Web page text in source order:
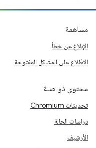
مساهمة
الإبلاغ عن خطأ
الاطّلاع على المشاكل المفتوحة
محتوى ذو صلة
تحديثات Chromium
دراسات الحالة
الأرشيف